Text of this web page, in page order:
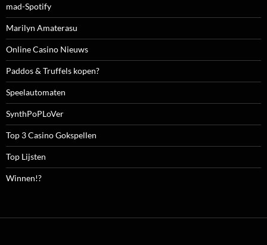
mad-Spotify
Marilyn Amaterasu
Online Casino Nieuws
Paddos & Truffels kopen?
Speelautomaten
SynthPoPLoVer
Top 3 Casino Gokspellen
Top Lijsten
Winnen!?